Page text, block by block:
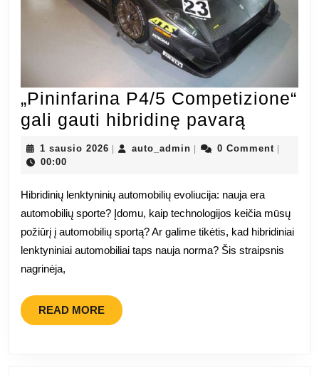
„Pininfarina P4/5 Competizione“
gali gauti hibridinę pavarą
gauti
hibridinę
pavarą
1 sausio 2026 1| auto_admin auto_admin
| 0 Comment |
00:00
Hibridinių lenktyninių automobilių evoliucija: nauja era
automobilių sporte? Įdomu, kaip technologijos keičia mūsų
požiūrį į automobilių sportą? Ar galime tikėtis, kad hibridiniai
lenktyniniai automobiliai taps nauja norma? Šis straipsnis
nagrinėja,
READ MOREREAD
MORE